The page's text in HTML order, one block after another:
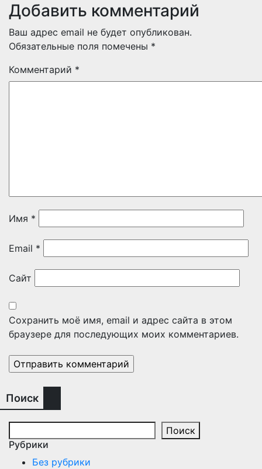
Добавить комментарий
Ваш адрес email не будет опубликован.
Обязательные поля помечены *
Комментарий *
Имя *
Email *
Сайт
Сохранить моё имя, email и адрес сайта в этом
браузере для последующих моих комментариев.
Поиск
Поиск
Рубрики
Без рубрики